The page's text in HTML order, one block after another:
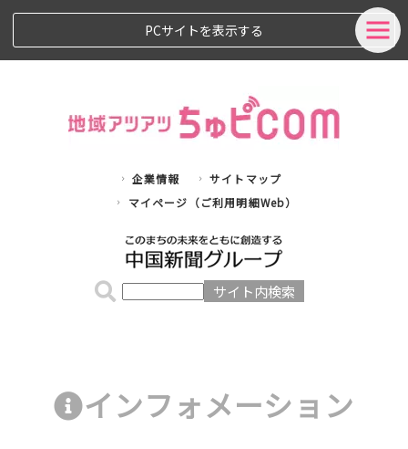
PCサイトを表示する
企業情報
サイトマップ
マイページ（ご利用明細Web）
インフォメーション